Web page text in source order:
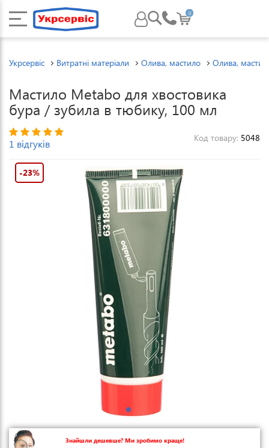
0
Укрсервіс Витратні матеріали Олива, мастило Олива,
Мастило Metabo для хвостовика
бура / зубила в тюбику, 100 мл
1 відгуків Код товару: 5048
-23%
Знайшли дешевше? Ми зробимо краще!